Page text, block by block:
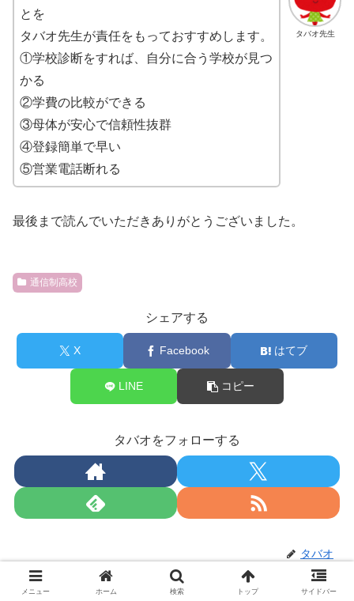
タバオ先生
とを
タバオ先生が責任をもっておすすめします。
①学校診断をすれば、自分に合う学校が見つ
かる
②学費の比較ができる
③母体が安心で信頼性抜群
④登録簡単で早い
⑤営業電話断れる
最後まで読んでいただきありがとうございました。
通信制高校
シェアする
X Facebook はてブ
LINE コピー
タバオをフォローする
タバオ
メニュー ホーム 検索 トップ サイドバー